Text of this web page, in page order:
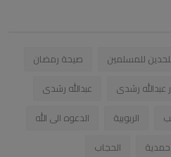
للمسلمين
صيحة رمضان
عبدالله رشدى
عبدالله رشدى
الربوبية
الدعوه الى الله
الحجاب